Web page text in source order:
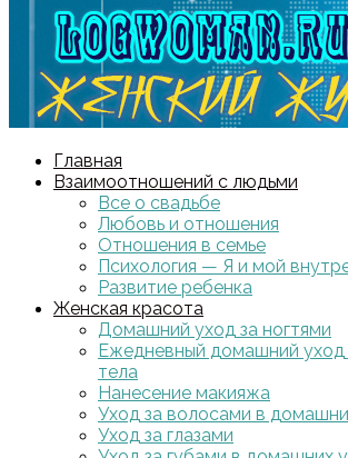
Главная
Взаимоотношений с людьми
Все о свадьбе
Любовь и отношения
Отношения в семье
Психология — Я и мой
Развитие ребенка
Женская красота
Домашний уход за ногтями
Ежедневный домашний уход
тела
Нанесение макияжа
Уход за волосами в
Уход за глазами